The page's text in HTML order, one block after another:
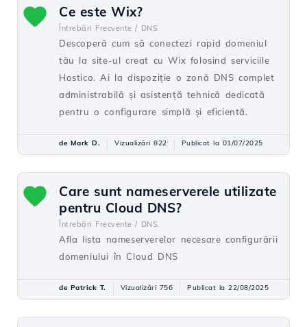
Ce este Wix?
Întrebări Frecvente / DNS
Descoperă cum să conectezi rapid domeniul
tău la site-ul creat cu Wix folosind serviciile
Hostico. Ai la dispoziție o zonă DNS complet
administrabilă și asistență tehnică dedicată
pentru o configurare simplă și eficientă.
de Mark D. Vizualizări 822 Publicat la 01/07/2025
Care sunt nameserverele utilizate
pentru Cloud DNS?
Întrebări Frecvente / DNS
Afla lista nameserverelor necesare configurării
domeniului în Cloud DNS
de Patrick T. Vizualizări 756 Publicat la 22/08/2025